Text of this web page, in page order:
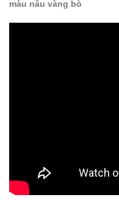
màu nâu vàng bò